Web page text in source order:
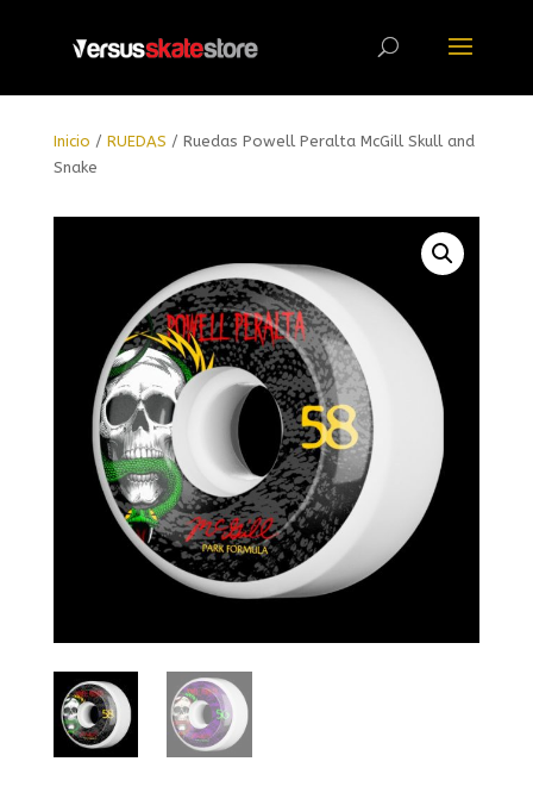
Inicio / RUEDAS / Ruedas Powell Peralta McGill Skull and
Snake